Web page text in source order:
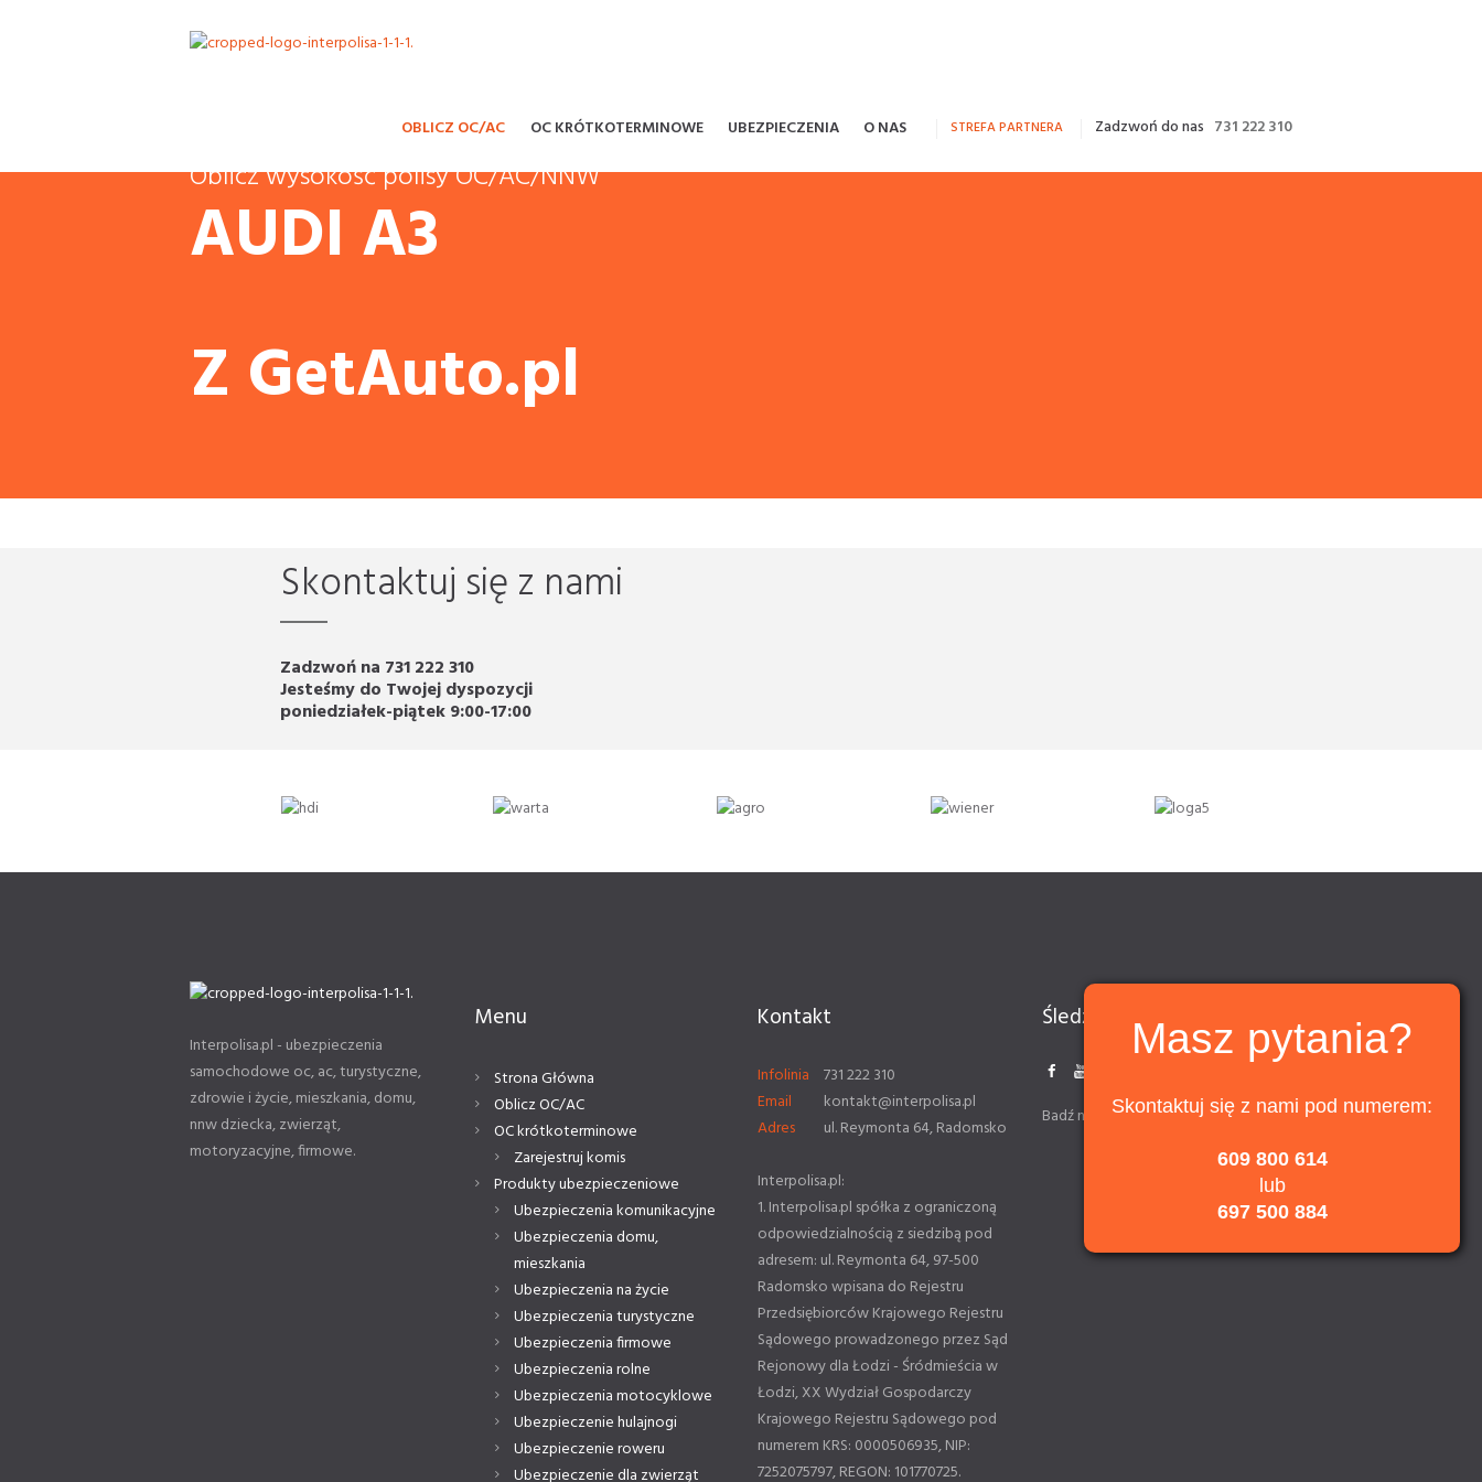
OBLICZ OC/AC OC KRÓTKOTERMINOWE UBEZPIECZENIA O NAS Zadzwoń do nas 731 222 310
STREFA PARTNERA
Oblicz wysokość polisy OC/AC/NNW
AUDI A3
Z GetAuto.pl
Masz pytania?
Skontaktuj się z nami pod numerem:
609 800 614
lub
697 500 884
Skontaktuj się z nami
Zadzwoń na 731 222 310
Jesteśmy do Twojej dyspozycji
poniedziałek-piątek 9:00-17:00
Interpolisa.pl - ubezpieczenia
samochodowe oc, ac, turystyczne,
zdrowie i życie, mieszkania, domu,
nnw dziecka, zwierząt,
motoryzacyjne, firmowe.
Menu
Strona Główna
Oblicz OC/AC
OC krótkoterminowe
Zarejestruj komis
Produkty ubezpieczeniowe
Ubezpieczenia komunikacyjne
Ubezpieczenia domu,
mieszkania
Ubezpieczenia na życie
Ubezpieczenia turystyczne
Ubezpieczenia firmowe
Ubezpieczenia rolne
Ubezpieczenia motocyklowe
Ubezpieczenie hulajnogi
Ubezpieczenie roweru
Ubezpieczenie dla zwierząt
Kontakt
Infolinia
731 222 310
Email
kontakt@interpolisa.pl
Adres
ul. Reymonta 64, Radomsko
Interpolisa.pl:
1. Interpolisa.pl spółka z ograniczoną
odpowiedzialnością z siedzibą pod
adresem: ul. Reymonta 64, 97-500
Radomsko wpisana do Rejestru
Przedsiębiorców Krajowego Rejestru
Sądowego prowadzonego przez Sąd
Rejonowy dla Łodzi - Śródmieścia w
Łodzi, XX Wydział Gospodarczy
Krajowego Rejestru Sądowego pod
numerem KRS: 0000506935, NIP:
7252075797, REGON: 101770725.
Śledź nas
Badź na bieżąco z informacjami